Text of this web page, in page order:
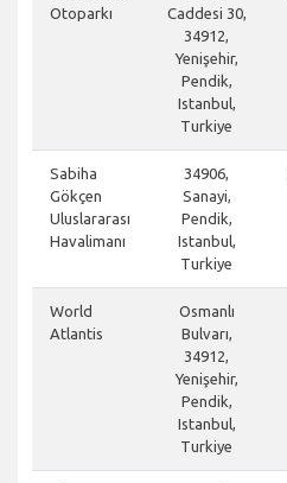
Otoparkı
Caddesi 30,
34912,
Yenişehir,
Pendik,
Istanbul,
Turkiye
Sabiha
Gökçen
Uluslararası
Havalimanı
34906,
Sanayi,
Pendik,
Istanbul,
Turkiye
World
Atlantis
Osmanlı
Bulvarı,
34912,
Yenişehir,
Pendik,
Istanbul,
Turkiye